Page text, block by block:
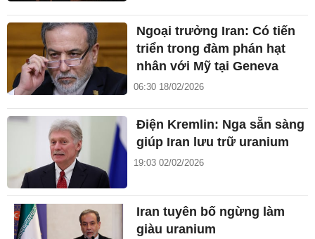
Ngoại trưởng Iran: Có tiến
triển trong đàm phán hạt
nhân với Mỹ tại Geneva
06:30 18/02/2026
Điện Kremlin: Nga sẵn sàng
giúp Iran lưu trữ uranium
19:03 02/02/2026
Iran tuyên bố ngừng làm
giàu uranium